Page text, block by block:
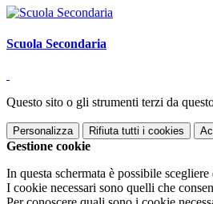
Scuola Secondaria
Questo sito o gli strumenti terzi da
Personalizza Rifiuta tutti i cookies
Gestione cookie
In questa schermata è possibile
I cookie necessari sono quelli che